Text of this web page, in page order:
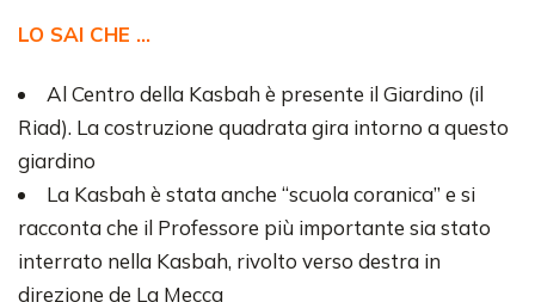
LO SAI CHE …
Al Centro della Kasbah è presente il Giardino (il
Riad). La costruzione quadrata gira intorno a questo
giardino
La Kasbah è stata anche “scuola coranica” e si
racconta che il Professore più importante sia stato
interrato nella Kasbah, rivolto verso destra in
direzione de La Mecca